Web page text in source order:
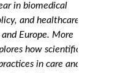
in biomedical
and healthcare
Europe. More
how scientific
in care and